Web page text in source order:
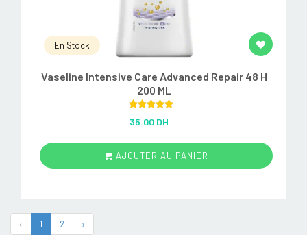
En Stock
Vaseline Intensive Care Advanced Repair 48 H
200 ML
out of 5
35.00 DH
AJOUTER AU PANIER
‹ 1 2 ›